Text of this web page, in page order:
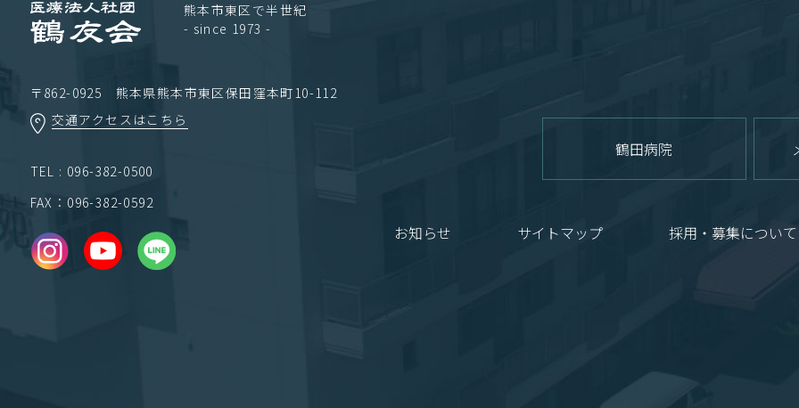
熊本市東区で半世紀
- since 1973 -
〒862-0925 熊本県熊本市東区保田窪本町10-112
交通アクセスはこちら
TEL : 096-382-0500
FAX：096-382-0592
鶴田病院
お知らせ サイトマップ 採用・募集について